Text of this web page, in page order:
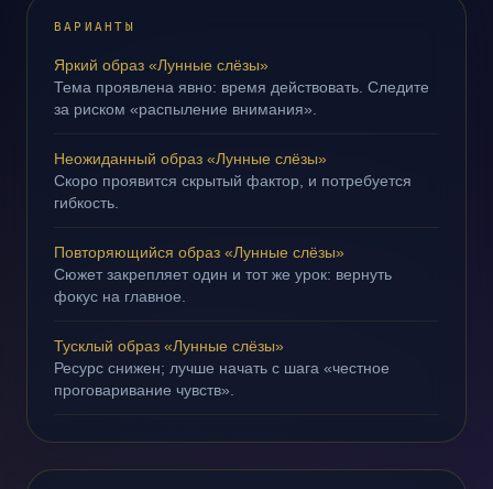
ВАРИАНТЫ
Яркий образ «Лунные слёзы»
Тема проявлена явно: время действовать. Следите
за риском «распыление внимания».
Неожиданный образ «Лунные слёзы»
Скоро проявится скрытый фактор, и потребуется
гибкость.
Повторяющийся образ «Лунные слёзы»
Сюжет закрепляет один и тот же урок: вернуть
фокус на главное.
Тусклый образ «Лунные слёзы»
Ресурс снижен; лучше начать с шага «честное
проговаривание чувств».